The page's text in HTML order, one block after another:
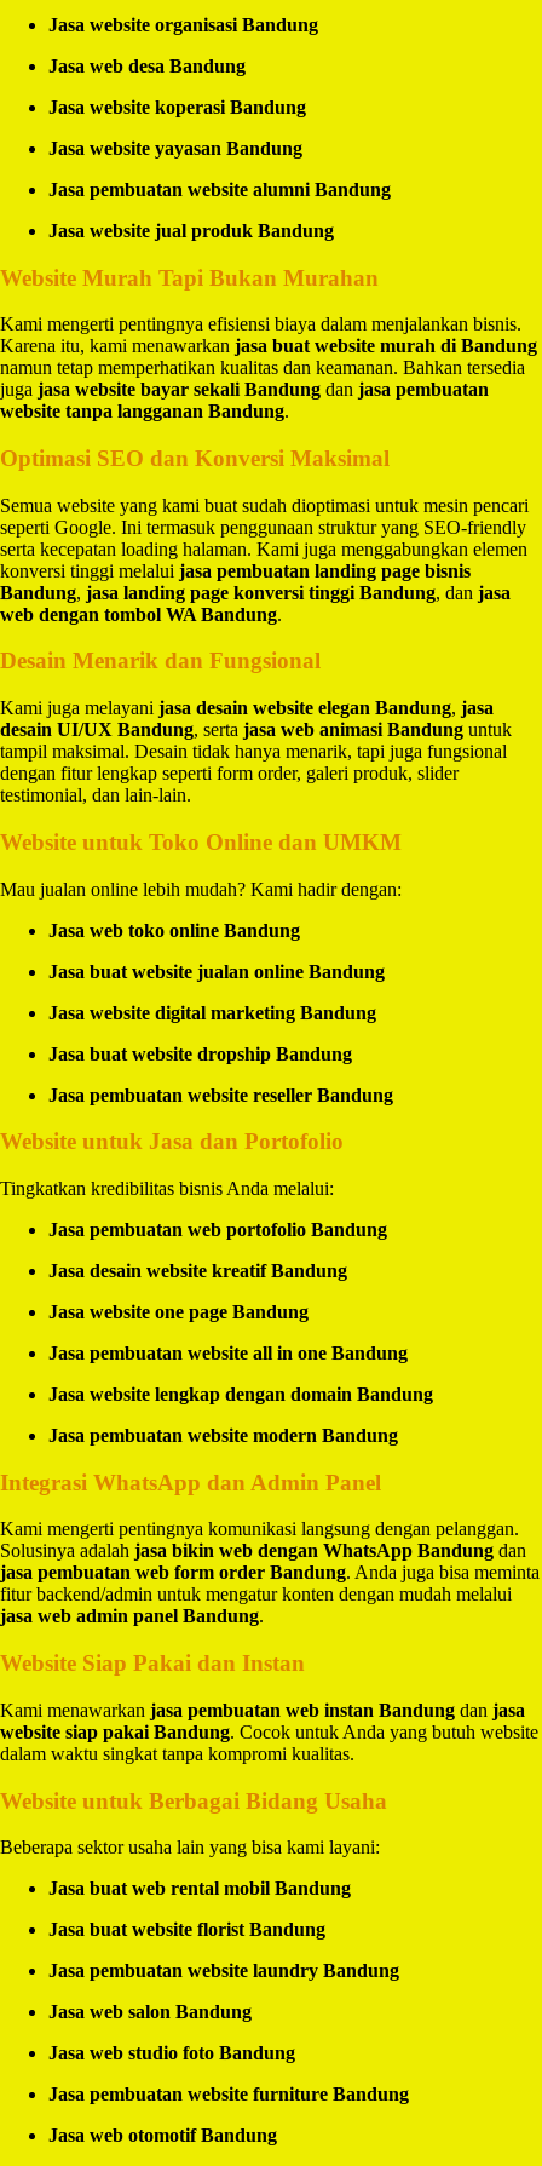
Jasa website organisasi Bandung
Jasa web desa Bandung
Jasa website koperasi Bandung
Jasa website yayasan Bandung
Jasa pembuatan website alumni Bandung
Jasa website jual produk Bandung
Website Murah Tapi Bukan Murahan
Kami mengerti pentingnya efisiensi biaya dalam menjalankan bisnis.
Karena itu, kami menawarkan jasa buat website murah di Bandung
namun tetap memperhatikan kualitas dan keamanan. Bahkan tersedia
juga jasa website bayar sekali Bandung dan jasa pembuatan
website tanpa langganan Bandung.
Optimasi SEO dan Konversi Maksimal
Semua website yang kami buat sudah dioptimasi untuk mesin pencari
seperti Google. Ini termasuk penggunaan struktur yang SEO-friendly
serta kecepatan loading halaman. Kami juga menggabungkan elemen
konversi tinggi melalui jasa pembuatan landing page bisnis
Bandung, jasa landing page konversi tinggi Bandung, dan jasa
web dengan tombol WA Bandung.
Desain Menarik dan Fungsional
Kami juga melayani jasa desain website elegan Bandung, jasa
desain UI/UX Bandung, serta jasa web animasi Bandung untuk
tampil maksimal. Desain tidak hanya menarik, tapi juga fungsional
dengan fitur lengkap seperti form order, galeri produk, slider
testimonial, dan lain-lain.
Website untuk Toko Online dan UMKM
Mau jualan online lebih mudah? Kami hadir dengan:
Jasa web toko online Bandung
Jasa buat website jualan online Bandung
Jasa website digital marketing Bandung
Jasa buat website dropship Bandung
Jasa pembuatan website reseller Bandung
Website untuk Jasa dan Portofolio
Tingkatkan kredibilitas bisnis Anda melalui:
Jasa pembuatan web portofolio Bandung
Jasa desain website kreatif Bandung
Jasa website one page Bandung
Jasa pembuatan website all in one Bandung
Jasa website lengkap dengan domain Bandung
Jasa pembuatan website modern Bandung
Integrasi WhatsApp dan Admin Panel
Kami mengerti pentingnya komunikasi langsung dengan pelanggan.
Solusinya adalah jasa bikin web dengan WhatsApp Bandung dan
jasa pembuatan web form order Bandung. Anda juga bisa meminta
fitur backend/admin untuk mengatur konten dengan mudah melalui
jasa web admin panel Bandung.
Website Siap Pakai dan Instan
Kami menawarkan jasa pembuatan web instan Bandung dan jasa
website siap pakai Bandung. Cocok untuk Anda yang butuh website
dalam waktu singkat tanpa kompromi kualitas.
Website untuk Berbagai Bidang Usaha
Beberapa sektor usaha lain yang bisa kami layani:
Jasa buat web rental mobil Bandung
Jasa buat website florist Bandung
Jasa pembuatan website laundry Bandung
Jasa web salon Bandung
Jasa web studio foto Bandung
Jasa pembuatan website furniture Bandung
Jasa web otomotif Bandung